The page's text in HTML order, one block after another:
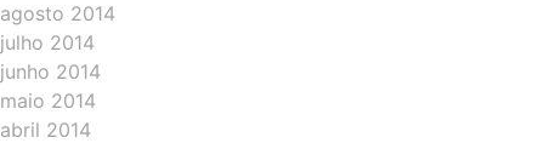
agosto 2014
julho 2014
junho 2014
maio 2014
abril 2014